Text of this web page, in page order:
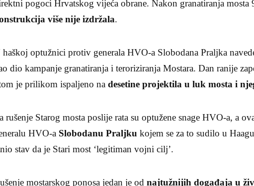
pogoci Hrvatskog vijeća obrane. Nakon granatiranja
više nije izdržala.
haškoj optužnici protiv generala HVO-a Slobodana Praljka
dio kampanje granatiranja i teroriziranja Mostara. Dan ranije
je prilikom ispaljeno nadesetine projektila u luk mosta i
rušenje Starog mosta poslije rata su optužene snage HVO-a, a
HVO-a Slobodanu Praljku kojem se za to sudilo u
stav da je Stari most ‘legitiman vojni cilj’.
mostarskog ponosa jedan je odnajtužnijih događaja u